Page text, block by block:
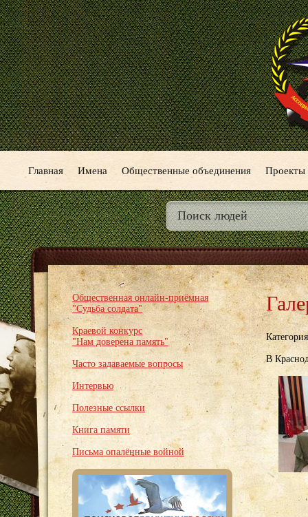
Главная Имена Общественные объединения Проекты
Общественная онлайн-приёмная
"Судьба солдата"
Краевой конкурс
"Нам доверена память"
Часто задаваемые вопросы
Интервью
Полезные ссылки
Книга памяти
Письма опалённые войной
В